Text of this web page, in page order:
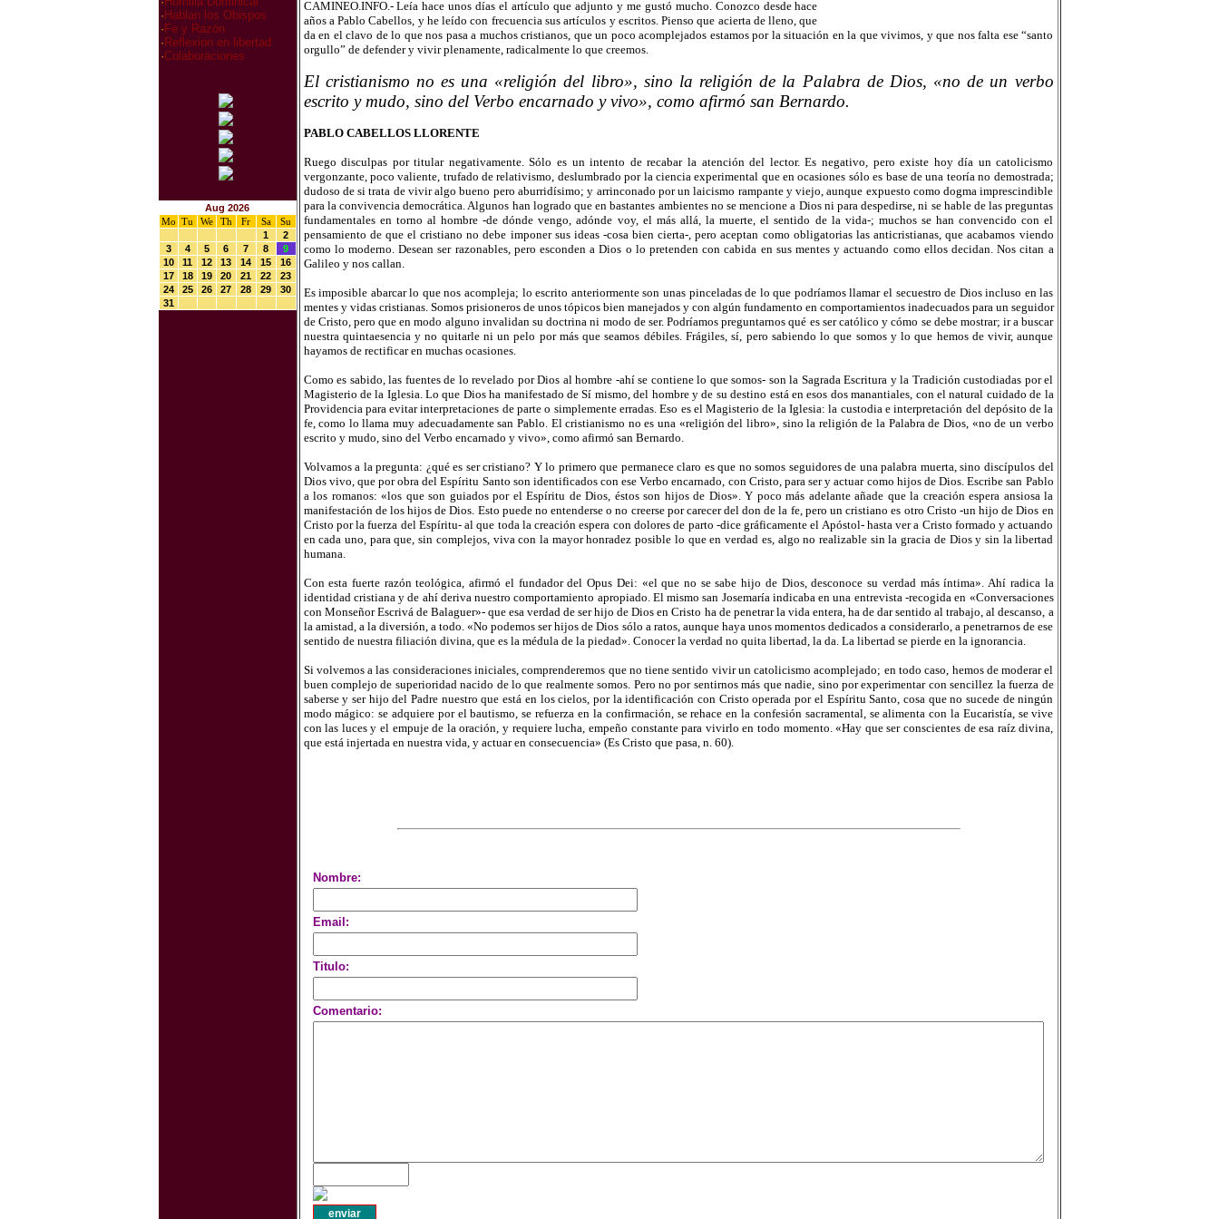
· Hablan los Obispos
· Fe y Razón
· Reflexion en libertad
·Colaboraciones
Aug 2026
Mo Tu We Th Fr Sa
Su
1
2
3
4 5 6 7 8
9
10
11 12 13 14 15
16
17
18 19 20 21 22
23
24
25 26 27 28 29
30
31
CAMINEO.INFO.- Leía hace unos días el artículo que adjunto y me gustó mucho. Conozco desde hace
años a Pablo Cabellos, y he leído con frecuencia sus artículos y escritos. Pienso que acierta de lleno, que
da en el clavo de lo que nos pasa a muchos cristianos, que un poco acomplejados estamos por la situación en la que vivimos, y que nos falta ese “santo
orgullo” de defender y vivir plenamente, radicalmente lo que creemos.
El cristianismo no es una «religión del libro», sino la religión de la Palabra de Dios, «no de un verbo
escrito y mudo, sino del Verbo encarnado y vivo», como afirmó san Bernardo.
PABLO CABELLOS LLORENTE
Ruego disculpas por titular negativamente. Sólo es un intento de recabar la atención del lector. Es negativo, pero existe hoy día un catolicismo
vergonzante, poco valiente, trufado de relativismo, deslumbrado por la ciencia experimental que en ocasiones sólo es base de una teoría no demostrada;
dudoso de si trata de vivir algo bueno pero aburridísimo; y arrinconado por un laicismo rampante y viejo, aunque expuesto como dogma imprescindible
para la convivencia democrática. Algunos han logrado que en bastantes ambientes no se mencione a Dios ni para despedirse, ni se hable de las preguntas
fundamentales en torno al hombre -de dónde vengo, adónde voy, el más allá, la muerte, el sentido de la vida-; muchos se han convencido con el
pensamiento de que el cristiano no debe imponer sus ideas -cosa bien cierta-, pero aceptan como obligatorias las anticristianas, que acabamos viendo
como lo moderno. Desean ser razonables, pero esconden a Dios o lo pretenden con cabida en sus mentes y actuando como ellos decidan. Nos citan a
Galileo y nos callan.
Es imposible abarcar lo que nos acompleja; lo escrito anteriormente son unas pinceladas de lo que podríamos llamar el secuestro de Dios incluso en las
mentes y vidas cristianas. Somos prisioneros de unos tópicos bien manejados y con algún fundamento en comportamientos inadecuados para un seguidor
de Cristo, pero que en modo alguno invalidan su doctrina ni modo de ser. Podríamos preguntarnos qué es ser católico y cómo se debe mostrar; ir a buscar
nuestra quintaesencia y no quitarle ni un pelo por más que seamos débiles. Frágiles, sí, pero sabiendo lo que somos y lo que hemos de vivir, aunque
hayamos de rectificar en muchas ocasiones.
Como es sabido, las fuentes de lo revelado por Dios al hombre -ahí se contiene lo que somos- son la Sagrada Escritura y la Tradición custodiadas por el
Magisterio de la Iglesia. Lo que Dios ha manifestado de Sí mismo, del hombre y de su destino está en esos dos manantiales, con el natural cuidado de la
Providencia para evitar interpretaciones de parte o simplemente erradas. Eso es el Magisterio de la Iglesia: la custodia e interpretación del depósito de la
fe, como lo llama muy adecuadamente san Pablo. El cristianismo no es una «religión del libro», sino la religión de la Palabra de Dios, «no de un verbo
escrito y mudo, sino del Verbo encarnado y vivo», como afirmó san Bernardo.
Volvamos a la pregunta: ¿qué es ser cristiano? Y lo primero que permanece claro es que no somos seguidores de una palabra muerta, sino discípulos del
Dios vivo, que por obra del Espíritu Santo son identificados con ese Verbo encarnado, con Cristo, para ser y actuar como hijos de Dios. Escribe san Pablo
a los romanos: «los que son guiados por el Espíritu de Dios, éstos son hijos de Dios». Y poco más adelante añade que la creación espera ansiosa la
manifestación de los hijos de Dios. Esto puede no entenderse o no creerse por carecer del don de la fe, pero un cristiano es otro Cristo -un hijo de Dios en
Cristo por la fuerza del Espíritu- al que toda la creación espera con dolores de parto -dice gráficamente el Apóstol- hasta ver a Cristo formado y actuando
en cada uno, para que, sin complejos, viva con la mayor honradez posible lo que en verdad es, algo no realizable sin la gracia de Dios y sin la libertad
humana.
Con esta fuerte razón teológica, afirmó el fundador del Opus Dei: «el que no se sabe hijo de Dios, desconoce su verdad más íntima». Ahí radica la
identidad cristiana y de ahí deriva nuestro comportamiento apropiado. El mismo san Josemaría indicaba en una entrevista -recogida en «Conversaciones
con Monseñor Escrivá de Balaguer»- que esa verdad de ser hijo de Dios en Cristo ha de penetrar la vida entera, ha de dar sentido al trabajo, al descanso, a
la amistad, a la diversión, a todo. «No podemos ser hijos de Dios sólo a ratos, aunque haya unos momentos dedicados a considerarlo, a penetrarnos de ese
sentido de nuestra filiación divina, que es la médula de la piedad». Conocer la verdad no quita libertad, la da. La libertad se pierde en la ignorancia.
Si volvemos a las consideraciones iniciales, comprenderemos que no tiene sentido vivir un catolicismo acomplejado; en todo caso, hemos de moderar el
buen complejo de superioridad nacido de lo que realmente somos. Pero no por sentirnos más que nadie, sino por experimentar con sencillez la fuerza de
saberse y ser hijo del Padre nuestro que está en los cielos, por la identificación con Cristo operada por el Espíritu Santo, cosa que no sucede de ningún
modo mágico: se adquiere por el bautismo, se refuerza en la confirmación, se rehace en la confesión sacramental, se alimenta con la Eucaristía, se vive
con las luces y el empuje de la oración, y requiere lucha, empeño constante para vivirlo en todo momento. «Hay que ser conscientes de esa raíz divina,
que está injertada en nuestra vida, y actuar en consecuencia» (Es Cristo que pasa, n. 60).
Nombre:
Email:
Titulo:
Comentario: